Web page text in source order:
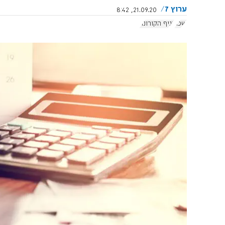
ערוץ 7
21.09.20, 8:42
שכר נגיף הקורונה